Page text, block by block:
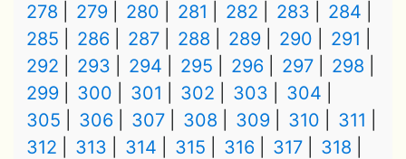
278
279 280 281 282 283
284
285
286 287 288 289 290
291
292
293 294 295 296 297
298
299
300 301 302 303
304
305
306 307 308 309 310
311
312
313 314 315 316 317
318